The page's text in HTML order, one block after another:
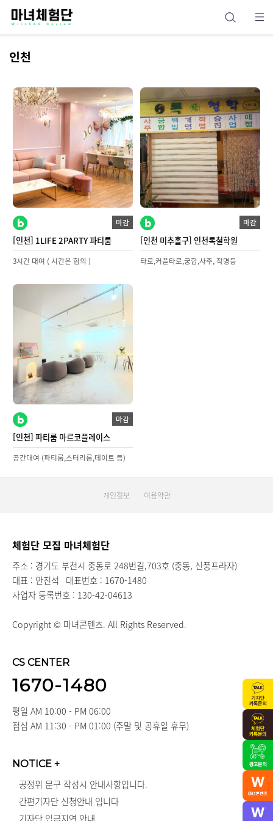
인천
마감
[인천] 1LIFE 2PARTY 파티룸
3시간 대여 ( 시간은 협의 )
마감
[인천 미추홀구] 인천록철학원
타로,커플타로,궁합,사주, 작명등
마감
[인천] 파티룸 마르코플레이스
공간대여 (파티룸,스터리룸,데이트 등)
개인정보 이용약관
체험단 모집 마녀체험단
주소 : 경기도 부천시 중동로 248번길,703호 (중동, 신풍프라자)
대표 : 안진석 대표번호 : 1670-1480
사업자 등록번호 : 130-42-04613
Copyright © 마녀콘텐츠. All Rights Reserved.
CS CENTER
1670-1480
평일 AM 10:00 - PM 06:00
점심 AM 11:30 - PM 01:00 (주말 및 공휴일 휴무)
NOTICE +
공정위 문구 작성시 안내사항입니다.
간편기자단 신청안내 입니다